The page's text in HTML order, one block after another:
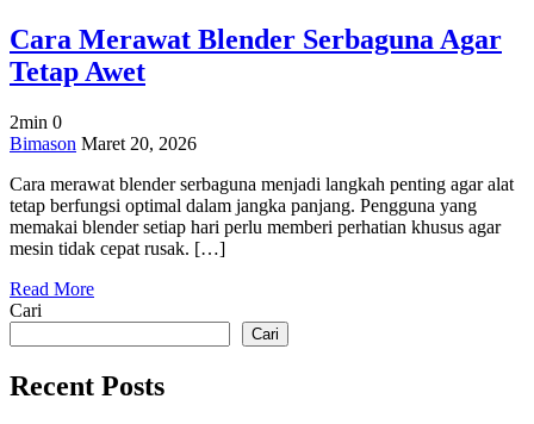
Cara Merawat Blender Serbaguna Agar
Tetap Awet
2min 0
on
Merawat
Blender
Serbaguna
Agar
Awet
Bimason Maret 20, 2026
Cara merawat blender serbaguna menjadi langkah penting agar alat
tetap berfungsi optimal dalam jangka panjang. Pengguna yang
memakai blender setiap hari perlu memberi perhatian khusus agar
mesin tidak cepat rusak. […]
Read More
Cari
Cari
Recent Posts